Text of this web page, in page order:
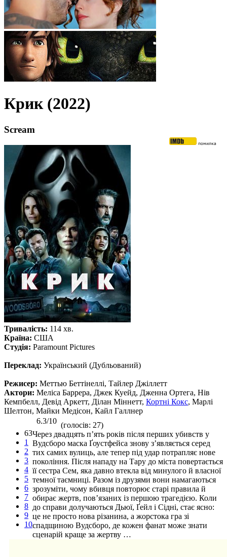
Крик (2022)
Scream
Тривалість: 114 хв.
Країна: США
Студія: Paramount Pictures
Переклад: Український (Дубльований)
Режисер: Меттью Беттінеллі, Тайлер Джіллетт
Актори: Меліса Баррера, Джек Куейд, Дженна Ортега, Нів
Кемпбелл, Девід Аркетт, Ділан Міннетт, Кортні Кокс, Марлі
Шелтон, Майки Медісон, Кайл Галлнер
63
1
2
3
4
5
6
7
8
9
10
6.3/10 (голосів: 27)
Через двадцять п’ять років після перших убивств у
Вудсборо маска Ґоустфейса знову з’являється серед
тих самих вулиць, але тепер під удар потрапляє нове
покоління. Після нападу на Тару до міста повертається
її сестра Сем, яка давно втекла від минулого й власної
темної таємниці. Разом із друзями вони намагаються
зрозуміти, чому вбивця повторює старі правила й
обирає жертв, пов’язаних із першою трагедією. Коли
до справи долучаються Дьюї, Ґейл і Сідні, стає ясно:
це не просто нова різанина, а жорстока гра зі
спадщиною Вудсборо, де кожен фанат може знати
сценарій краще за жертву …